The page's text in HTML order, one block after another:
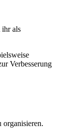
ihr als
Verbesserung